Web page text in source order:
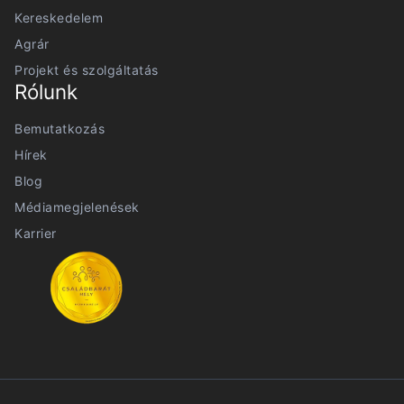
Kereskedelem
Agrár
Projekt és szolgáltatás
Rólunk
Bemutatkozás
Hírek
Blog
Médiamegjelenések
Karrier